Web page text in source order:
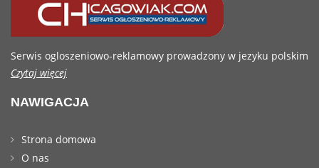
Serwis ogloszeniowo-reklamowy prowadzony w jezyku polskim
Czytaj więcej
NAWIGACJA
Strona domowa
O nas